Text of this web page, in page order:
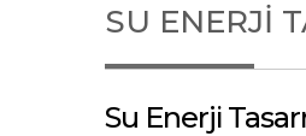
SU ENERJI
Su Enerji